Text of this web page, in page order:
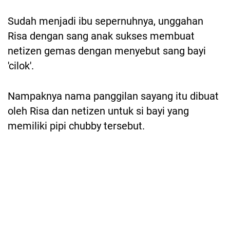
Sudah menjadi ibu sepernuhnya, unggahan
Risa dengan sang anak sukses membuat
netizen gemas dengan menyebut sang bayi
'cilok'.
Nampaknya nama panggilan sayang itu dibuat
oleh Risa dan netizen untuk si bayi yang
memiliki pipi chubby tersebut.